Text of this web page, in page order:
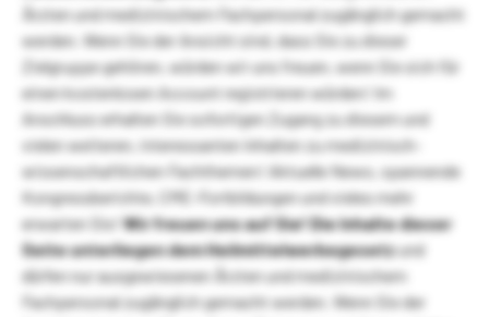
Ärzten und medizinischem Fachpersonal zugänglich gemacht
werden. Wenn Sie der Ansicht sind, dass Sie zu dieser
Zielgruppe gehören, würden wir uns freuen, wenn Sie sich für
einen kostenlosen Account registrieren würden! Im
Anschluss erhalten Sie sofortigen Zugang zu diesem und
vielen weiteren, interessanten Inhalten zu medizinisch-
wissenschaftlichen Fachthemen! Aktuelle News, spannende
Kongressberichte, CME-Fortbildungen und vieles mehr
erwarten Sie!Wir freuen uns auf Sie!Die Inhalte dieser
Seite unterliegen dem Heilmittelwerbegesetzund
dürfen nur ausgewiesenen Ärzten und medizinischem
Fachpersonal zugänglich gemacht werden. Wenn Sie der